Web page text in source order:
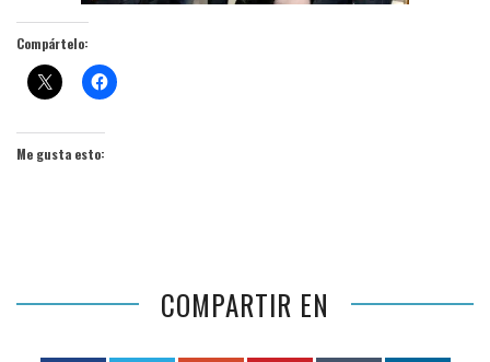
Compártelo:
Me gusta esto:
COMPARTIR EN